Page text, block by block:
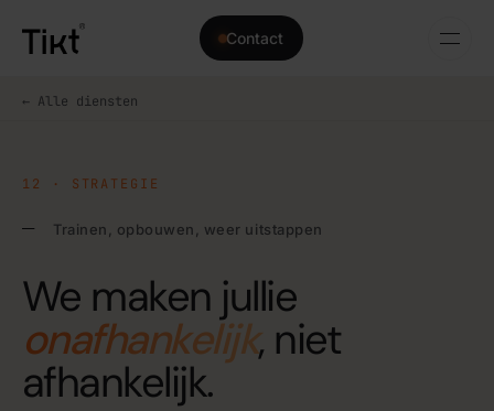
Contact
← Alle diensten
12 · STRATEGIE
Trainen, opbouwen, weer uitstappen
We maken jullie
onafhankelijk, niet
afhankelijk.